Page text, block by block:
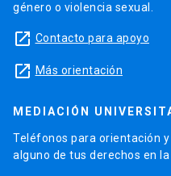
género o violencia sexual.
launch Contacto para apoyo
launch Más orientación
MEDIACIÓN
Teléfonos para orientación
alguno de tus derechos en